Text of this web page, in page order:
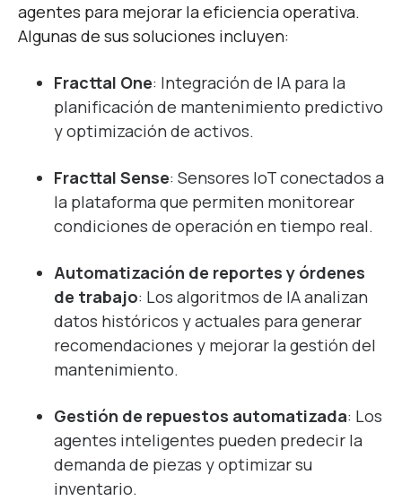
agentes para mejorar la eficiencia operativa.
Algunas de sus soluciones incluyen:
Fracttal One: Integración de IA para la
planificación de mantenimiento predictivo
y optimización de activos.
Fracttal Sense: Sensores IoT conectados a
la plataforma que permiten monitorear
condiciones de operación en tiempo real.
Automatización de reportes y órdenes
de trabajo: Los algoritmos de IA analizan
datos históricos y actuales para generar
recomendaciones y mejorar la gestión del
mantenimiento.
Gestión de repuestos automatizada: Los
agentes inteligentes pueden predecir la
demanda de piezas y optimizar su
inventario.